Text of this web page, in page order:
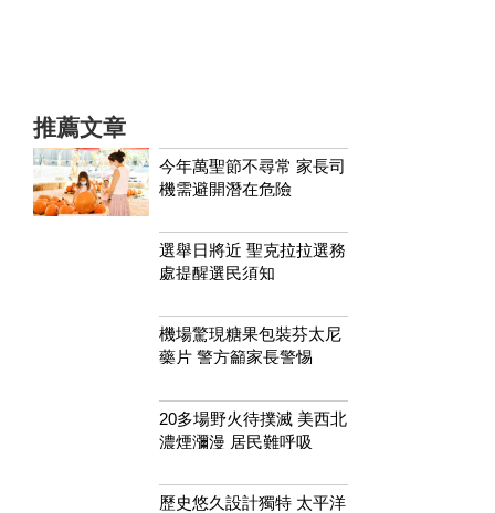
推薦文章
今年萬聖節不尋常 家長司
機需避開潛在危險
選舉日將近 聖克拉拉選務
處提醒選民須知
機場驚現糖果包裝芬太尼
藥片 警方籲家長警惕
20多場野火待撲滅 美西北
濃煙瀰漫 居民難呼吸
歷史悠久設計獨特 太平洋